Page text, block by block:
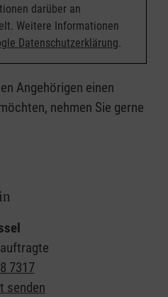
darüber an
Weitere Informationen
Datenschutzerklärung.
Angehörigen einen
nehmen Sie gerne
7317
senden